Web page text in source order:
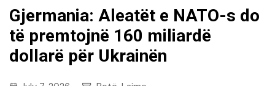
Gjermania: Aleatët e NATO-s do
të premtojnë 160 miliardë
dollarë për Ukrainën